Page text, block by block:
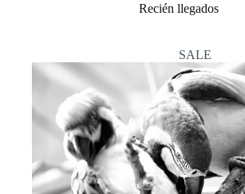
Recién llegados
SALE